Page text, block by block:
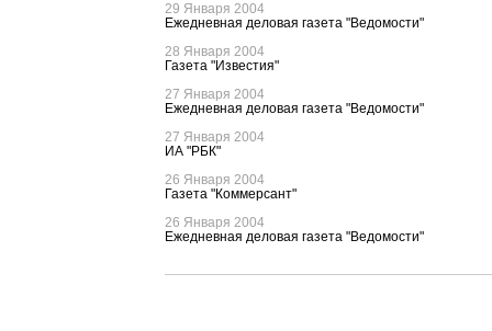
29 Января 2004
Ежедневная деловая газета "Ведомости"
28 Января 2004
Газета "Известия"
27 Января 2004
Ежедневная деловая газета "Ведомости"
27 Января 2004
ИА "РБК"
26 Января 2004
Газета "Коммерсант"
26 Января 2004
Ежедневная деловая газета "Ведомости"